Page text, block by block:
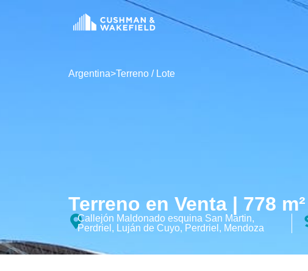
Argentina>Terreno / Lote
Terreno en Venta | 778
Callejón Maldonado esquina San Martin,
Perdriel, Luján de Cuyo, Perdriel, Mendoza